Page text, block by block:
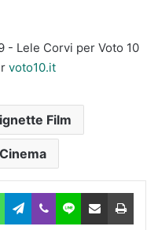
voto10.it
Film
WhatsAppTelegram
ViberLine Condividi via Email